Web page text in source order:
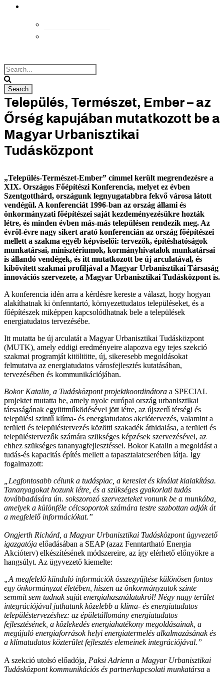
Település, Természet, Ember – az
Őrség kapujában mutatkozott be a
Magyar Urbanisztikai
Tudásközpont
„Település-Természet-Ember” címmel került megrendezésre a
XIX. Országos Főépítészi Konferencia, melyet ez évben
Szentgotthárd, országunk legnyugatabbra fekvő városa látott
vendégül. A konferenciát 1996-ban az ország állami és
önkormányzati főépítészei saját kezdeményezésükre hozták
létre, és minden évben más-más településen rendezik meg. Az
évről-évre nagy sikert arató konferencián az ország főépítészei
mellett a szakma egyéb képviselői: tervezők, építéshatóságok
munkatársai, minisztériumok, kormányhivatalok munkatársai
is állandó vendégek, és itt mutatkozott be új arculatával, és
kibővített szakmai profiljával a Magyar Urbanisztikai Társaság
innovációs szervezete, a Magyar Urbanisztikai Tudásközpont is.
A konferencia idén arra a kérdésre kereste a választ, hogy hogyan
alakíthatnak ki önfenntartó, környezettudatos településeket, és a
főépítészek miképpen kapcsolódhatnak bele a települések
energiatudatos tervezésébe.
Itt mutatta be új arculatát a Magyar Urbanisztikai Tudásközpont
(MUTK), amely eddigi eredményeire alapozva egy tejes szekció
szakmai programját kitöltötte, új, sikeresebb megoldásokat
felmutatva az energiatudatos városfejlesztés kutatásában,
tervezésében és kommunikációjában.
Bokor Katalin, a Tudásközpont projektkoordinátora a SPECIAL
projektet mutatta be, amely nyolc európai ország urbanisztikai
társaságának együttműködésével jött létre, az újszerű térségi és
települési szintű klíma- és energiatudatos akciótervezés, valamint a
területi és településtervezés közötti szakadék áthidalása, a területi és
településtervezők számára szükséges képzések szervezésével, az
ehhez szükséges tananyagfejlesztéssel. Bokor Katalin a megoldást a
tudás-és kapacitás építés mellett a tapasztalatcserében látja. Így
fogalmazott:
„Legfontosabb célunk a tudáspiac, a kereslet és kínálat kialakítása.
Tananyagokat hozunk létre, és a szükséges gyakorlati tudás
továbbadására ún. sokszorozó szervezeteket vonunk be a munkába,
amelyek a különféle célcsoportok számára testre szabottan adják át
a megfelelő információkat.”
Ongjerth Richárd, a Magyar Urbanisztikai Tudásközpont ügyvezető
igazgatója előadásában a SEAP (azaz Fenntartható Energia
Akcióterv) elkészítésének módszereire, az így elérhető előnyökre a
hangsúlyt. Az ügyvezető kiemelte:
„A megfelelő kiinduló információk összegyűjtése különösen fontos
egy önkormányzat életében, hiszen az önkormányzatok szinte
semmit sem tudnak saját energiahasználatukról! Négy nagy terület
integrációjával juthatunk közelebb a klíma- és energiatudatos
településtervezéshez: az épületállomány energiatudatos
fejlesztésének, a közlekedés energiahatékony megoldásainak, a
megújuló energiaforrások helyi energiatermelés alkalmazásának és
a klímatudatos közterület fejlesztés elemeinek integrációjával.”
A szekció utolsó előadója, Paksi Adrienn a Magyar Urbanisztikai
Tudásközpont kommunikációs és partnerkapcsolati munkatársa a